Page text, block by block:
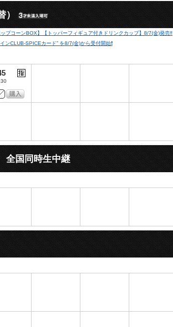
）
プコーンBOX】【トッパーフィギュア付きドリンクカップ】8/7(金)発売‼️
CLUB-SPICEカード” を8/7(金)から受付開始❗️
全国同時生中継